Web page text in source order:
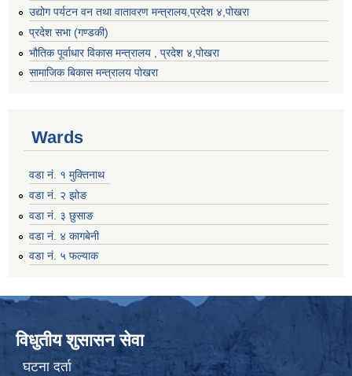
उद्योग पर्यटन वन तथा वातावरण मन्त्रालय,प्रदेश ४,पोखरा
प्रदेश सभा (गण्डकी)
भौतिक पूर्वाधार विकास मन्त्रालय , प्रदेश ४,पोखरा
सामाजिक बिकास मन्त्रालय पोखरा
Wards
वडा नं. १ मुक्तिनाथ
वडा नं. २ झोङ
वडा नं. ३ छुसाङ
वडा नं. ४ कागबेनी
वडा नं. ५ फल्याक
विधुतीय शुसासन सेवा
घटना दर्ता